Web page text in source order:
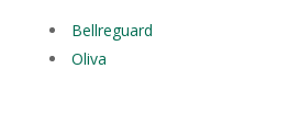
Bellreguard
Oliva